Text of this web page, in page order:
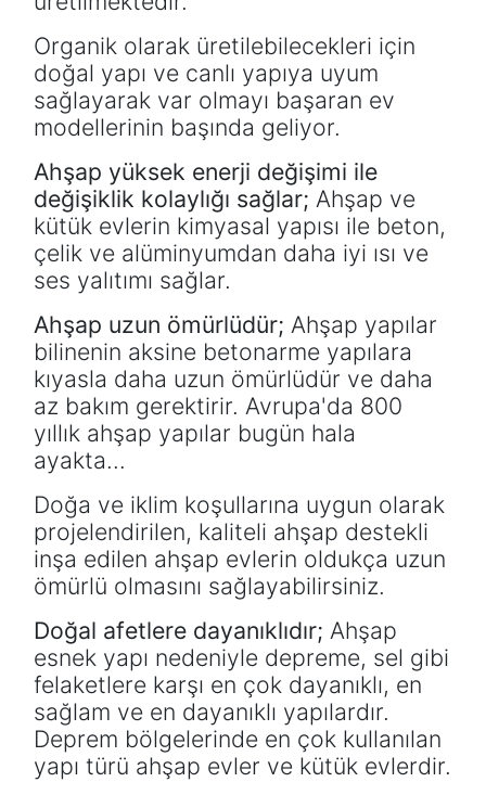
Organik olarak üretilebilecekleri için
doğal yapı ve canlı yapıya uyum
sağlayarak var olmayı başaran ev
modellerinin başında geliyor.
Ahşap yüksek enerji değişimi ile
değişiklik kolaylığı sağlar; Ahşap ve
kütük evlerin kimyasal yapısı ile beton,
çelik ve alüminyumdan daha iyi ısı ve
ses yalıtımı sağlar.
Ahşap uzun ömürlüdür; Ahşap yapılar
bilinenin aksine betonarme yapılara
kıyasla daha uzun ömürlüdür ve daha
az bakım gerektirir. Avrupa'da 800
yıllık ahşap yapılar bugün hala
ayakta…
Doğa ve iklim koşullarına uygun olarak
projelendirilen, kaliteli ahşap destekli
inşa edilen ahşap evlerin oldukça uzun
ömürlü olmasını sağlayabilirsiniz.
Doğal afetlere dayanıklıdır; Ahşap
esnek yapı nedeniyle depreme, sel gibi
felaketlere karşı en çok dayanıklı, en
sağlam ve en dayanıklı yapılardır.
Deprem bölgelerinde en çok kullanılan
yapı türü ahşap evler ve kütük evlerdir.